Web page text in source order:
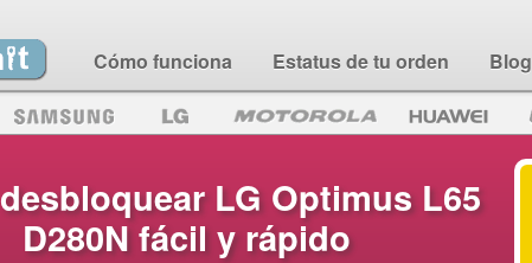
Cómo funciona Estatus de tu orden Blog
LG Optimus L65
D280N fácil y rápido